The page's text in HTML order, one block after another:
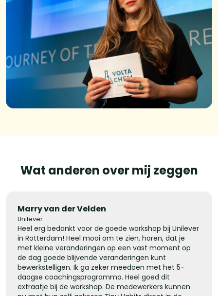
Wat anderen over mij zeggen
Marry van der Velden
Unilever
Heel erg bedankt voor de goede workshop bij Unilever
in Rotterdam! Heel mooi om te zien, horen, dat je
met kleine veranderingen op een vast moment op
de dag goede blijvende veranderingen kunt
bewerkstelligen. Ik ga zeker meedoen met het 5-
daagse coachingsprogramma. Heel goed dit
extraatje bij de workshop. De medewerkers kunnen